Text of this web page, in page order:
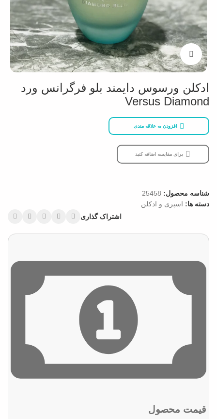
بزرگنمایی تصویر
ادکلن ورسوس دایمند بلو فرگرانس ورد
Versus Diamond
افزودن به علاقه مندی
برای مقایسه اضافه کنید
شناسه محصول: 25458
دسته ها: اسپری و ادکلن
اشتراک گذاری
قیمت محصول